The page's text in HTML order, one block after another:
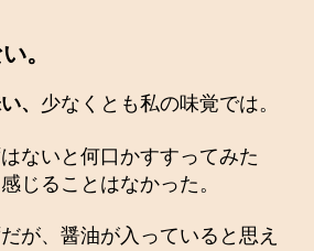
。
、 少なくとも私の味覚では。
ないと何口かすすってみた
じることはなかった。
が、醤油が入っていると思え